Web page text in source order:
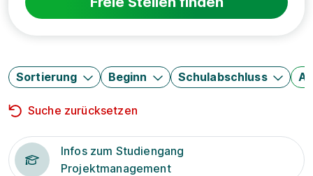
Sortierung Beginn Schulabschluss
Suche zurücksetzen
Infos zum Studiengang
Projektmanagement